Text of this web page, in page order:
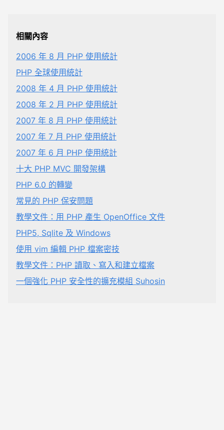
相關內容
2006 年 8 月 PHP 使用統計
PHP 全球使用統計
2008 年 4 月 PHP 使用統計
2008 年 2 月 PHP 使用統計
2007 年 8 月 PHP 使用統計
2007 年 7 月 PHP 使用統計
2007 年 6 月 PHP 使用統計
十大 PHP MVC 開發架構
PHP 6.0 的轉變
常見的 PHP 保安問題
教學文件：用 PHP 產生 OpenOffice 文件
PHP5, Sqlite 及 Windows
使用 vim 編輯 PHP 檔案密技
教學文件：PHP 讀取、寫入和建立檔案
一個強化 PHP 安全性的擴充模組 Suhosin